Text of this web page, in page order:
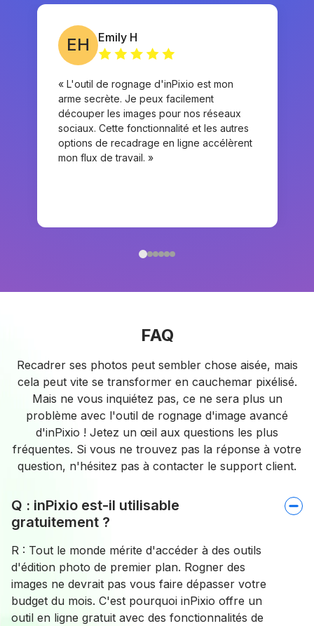
EH Emily H
« L'outil de rognage d'inPixio est mon
arme secrète. Je peux facilement
découper les images pour nos réseaux
sociaux. Cette fonctionnalité et les autres
options de recadrage en ligne accélèrent
mon flux de travail. »
FAQ
Recadrer ses photos peut sembler chose aisée, mais
cela peut vite se transformer en cauchemar pixélisé.
Mais ne vous inquiétez pas, ce ne sera plus un
problème avec l'outil de rognage d'image avancé
d'inPixio ! Jetez un œil aux questions les plus
fréquentes. Si vous ne trouvez pas la réponse à votre
question, n'hésitez pas à contacter le support client.
Q : inPixio est-il utilisable
gratuitement ?
R : Tout le monde mérite d'accéder à des outils
d'édition photo de premier plan. Rogner des
images ne devrait pas vous faire dépasser votre
budget du mois. C'est pourquoi inPixio offre un
outil en ligne gratuit avec des fonctionnalités de